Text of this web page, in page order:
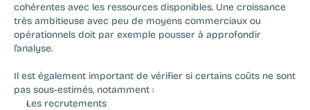
cohérentes avec les ressources disponibles. Une croissance
très ambitieuse avec peu de moyens commerciaux ou
opérationnels doit par exemple pousser à approfondir
l’analyse.
Il est également important de vérifier si certains coûts ne sont
pas sous-estimés, notamment :
Les recrutements